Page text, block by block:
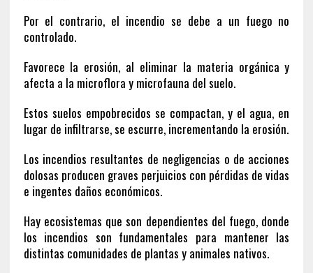
Por el contrario, el incendio se debe a un fuego no
controlado.
Favorece la erosión, al eliminar la materia orgánica y
afecta a la microflora y microfauna del suelo.
Estos suelos empobrecidos se compactan, y el agua, en
lugar de infiltrarse, se escurre, incrementando la erosión.
Los incendios resultantes de negligencias o de acciones
dolosas producen graves perjuicios con pérdidas de vidas
e ingentes daños económicos.
Hay ecosistemas que son dependientes del fuego, donde
los incendios son fundamentales para mantener las
distintas comunidades de plantas y animales nativos.